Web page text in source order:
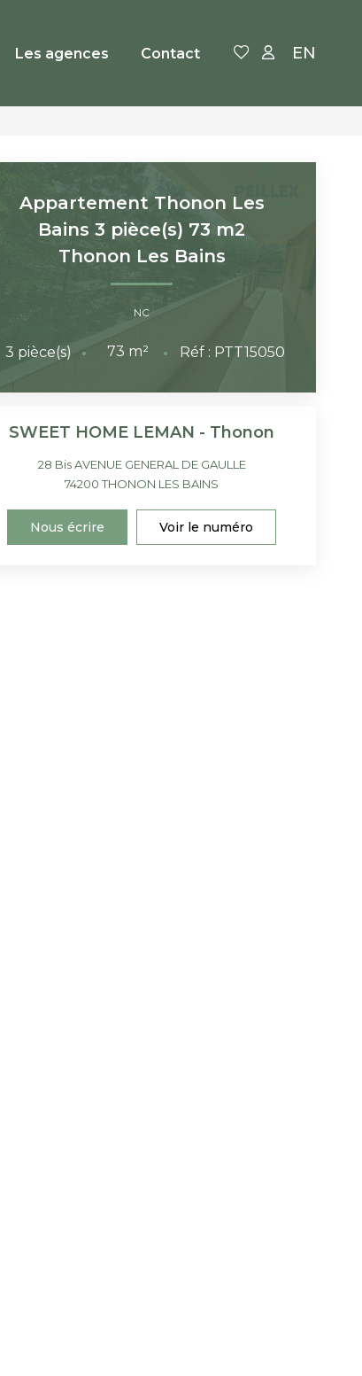
Les agences Contact EN
Appartement Thonon Les
Bains 3 pièce(s) 73 m2
Thonon Les Bains
NC
3 pièce(s) 73 m² Réf : PTT15050
SWEET HOME LEMAN - Thonon
28 Bis AVENUE GENERAL DE GAULLE
74200THONON LES BAINS
Nous écrire Voir le numéro